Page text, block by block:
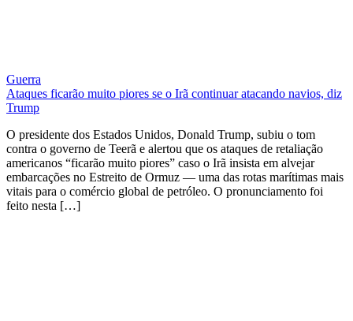
Guerra
Ataques ficarão muito piores se o Irã continuar atacando navios, diz
Trump
O presidente dos Estados Unidos, Donald Trump, subiu o tom
contra o governo de Teerã e alertou que os ataques de retaliação
americanos “ficarão muito piores” caso o Irã insista em alvejar
embarcações no Estreito de Ormuz — uma das rotas marítimas mais
vitais para o comércio global de petróleo. O pronunciamento foi
feito nesta […]